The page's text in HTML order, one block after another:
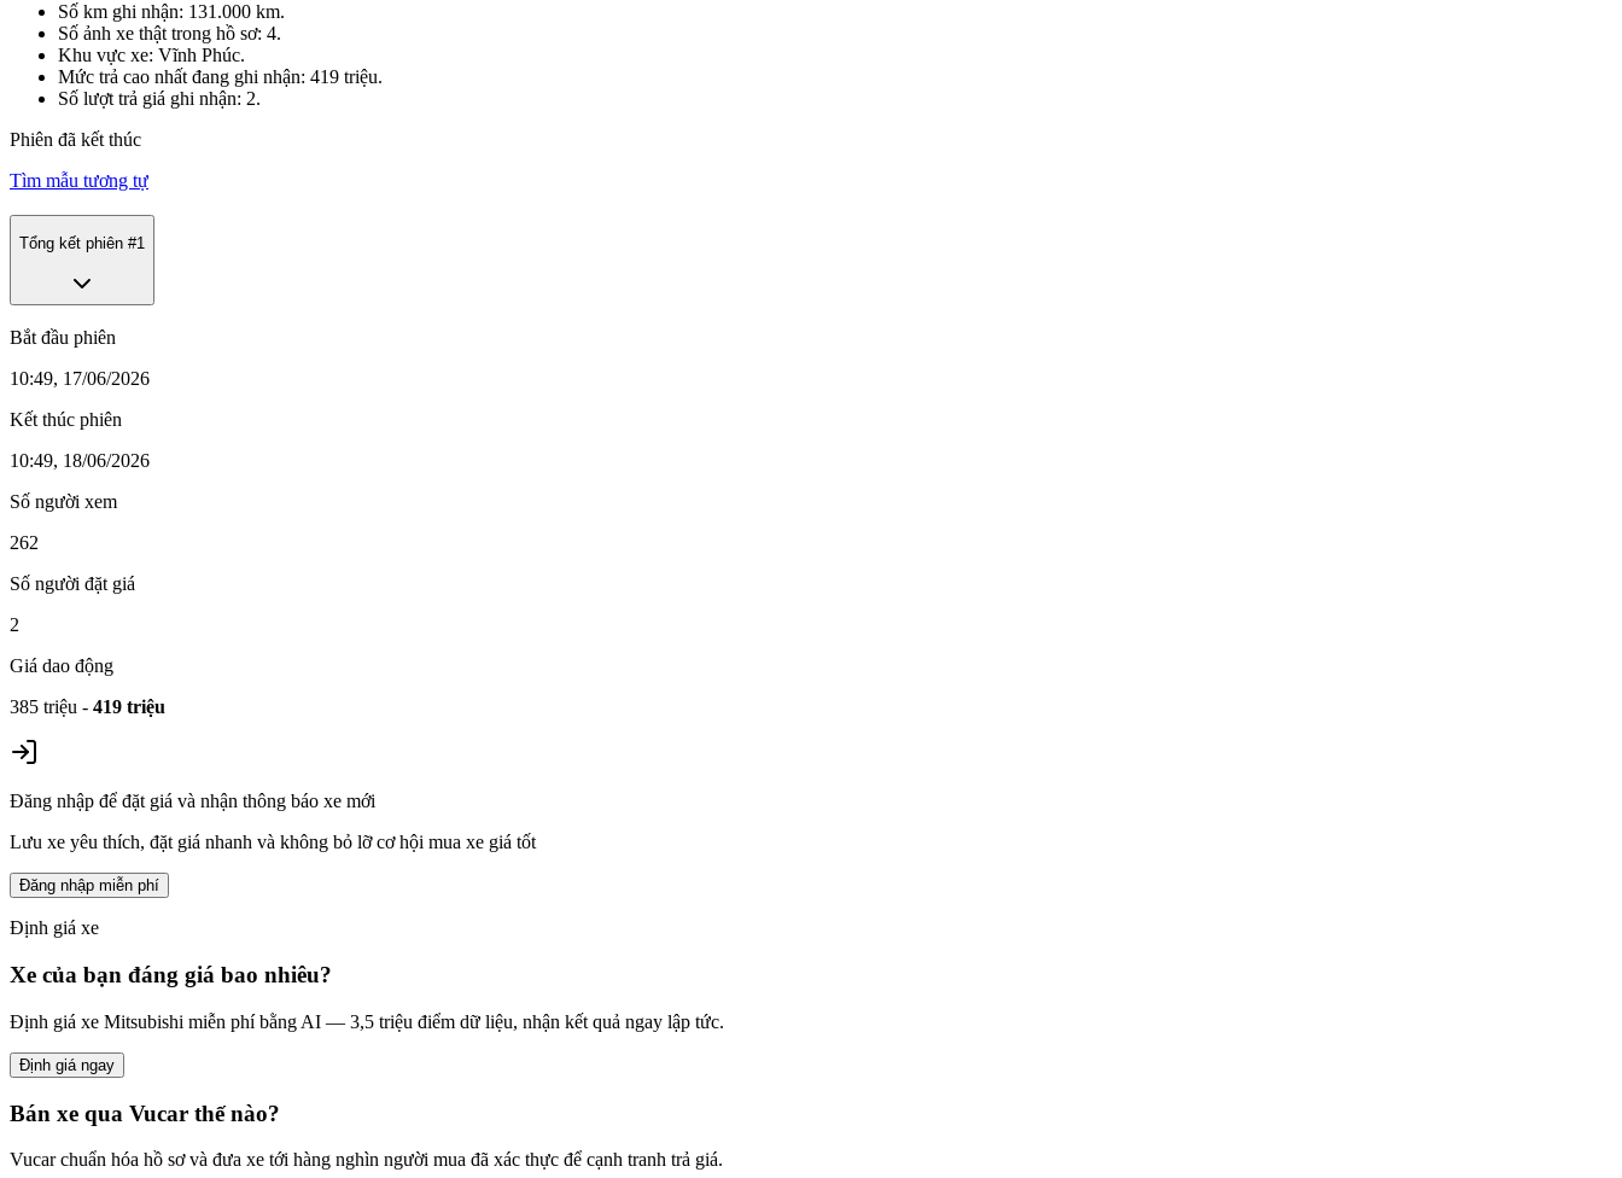
Số km ghi nhận: 131.000 km.
Số ảnh xe thật trong hồ sơ: 4.
Khu vực xe: Vĩnh Phúc.
Mức trả cao nhất đang ghi nhận: 419 triệu.
Số lượt trả giá ghi nhận: 2.
Phiên đã kết thúc
Tìm mẫu tương tự
Tổng kết phiên #1
Bắt đầu phiên
10:49, 17/06/2026
Kết thúc phiên
10:49, 18/06/2026
Số người xem
262
Số người đặt giá
2
Giá dao động
385 triệu - 419 triệu
Đăng nhập để đặt giá và nhận thông báo xe mới
Lưu xe yêu thích, đặt giá nhanh và không bỏ lỡ cơ hội mua xe giá tốt
Đăng nhập miễn phí
Định giá xe
Xe của bạn đáng giá bao nhiêu?
Định giá xe Mitsubishi miễn phí bằng AI — 3,5 triệu điểm dữ liệu, nhận kết quả ngay lập tức.
Định giá ngay
Bán xe qua Vucar thế nào?
Vucar chuẩn hóa hồ sơ và đưa xe tới hàng nghìn người mua đã xác thực để cạnh tranh trả giá.